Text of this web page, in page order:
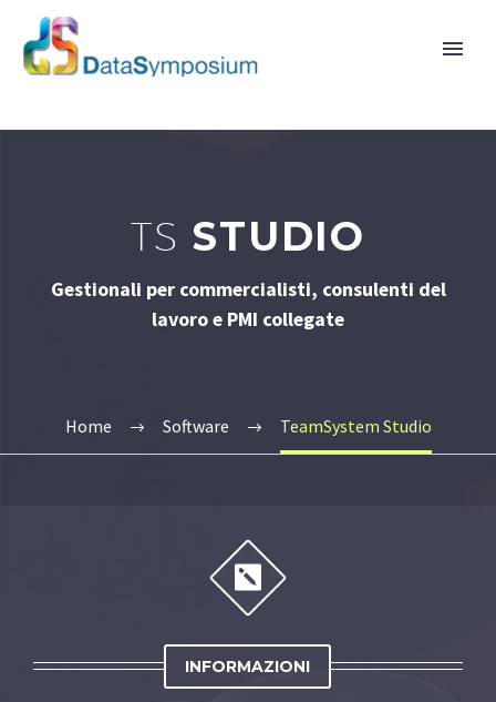
TS STUDIO
Gestionali per commercialisti, consulenti del
lavoro e PMI collegate
Home Software TeamSystem Studio


INFORMAZIONI